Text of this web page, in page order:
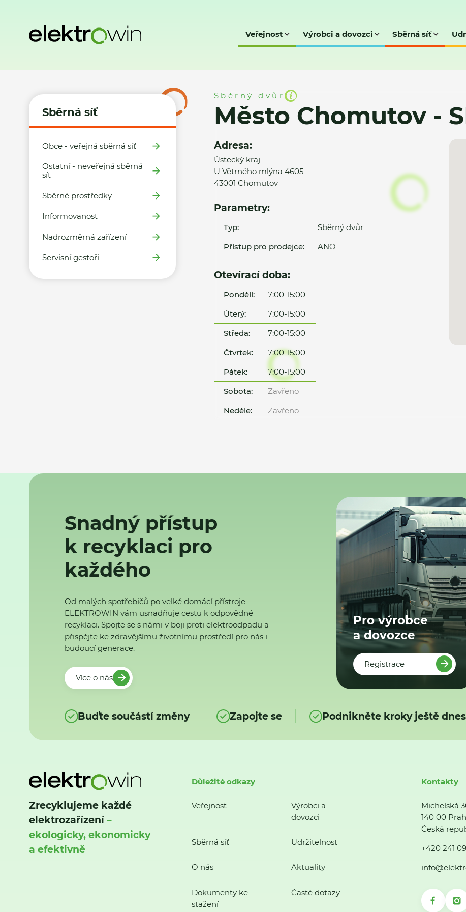
Veřejnost Výrobci a dovozci Sběrná síť
Sběrná síť
Obce - veřejná sběrná síť
Ostatní - neveřejná sběrná
síť
Sběrné prostředky
Informovanost
Nadrozměrná zařízení
Servisní gestoři
Sběrný dvůr
Město Chomutov -
Adresa:
Ústecký kraj
U Větrného mlýna 4605
43001 Chomutov
Parametry:
Typ:
Sběrný dvůr
Přístup pro prodejce:
ANO
Otevírací doba:
Pondělí:
7:00-15:00
Úterý:
7:00-15:00
Středa:
7:00-15:00
Čtvrtek:
7:00-15:00
Pátek:
7:00-15:00
Sobota:
Zavřeno
Neděle:
Zavřeno
Snadný přístup
k recyklaci pro
každého
Od malých spotřebičů po velké domácí přístroje –
ELEKTROWIN vám usnadňuje cestu k odpovědné
recyklaci. Spojte se s námi v boji proti elektroodpadu a
přispějte ke zdravějšímu životnímu prostředí pro nás i
budoucí generace.
Více o nás
Pro výrobce
a dovozce
Registrace
Buďte součástí změny Zapojte se Podnikněte kroky ještě dnes
Zrecyklujeme každé
elektrozařízení–
ekologicky, ekonomicky
a efektivně
Důležité odkazy
Veřejnost
Výrobci a
dovozci
Sběrná síť Udržitelnost
O nás Aktuality
Dokumenty ke
stažení
Časté dotazy
Kontakty
Michelská
140 00
Česká
+420 241